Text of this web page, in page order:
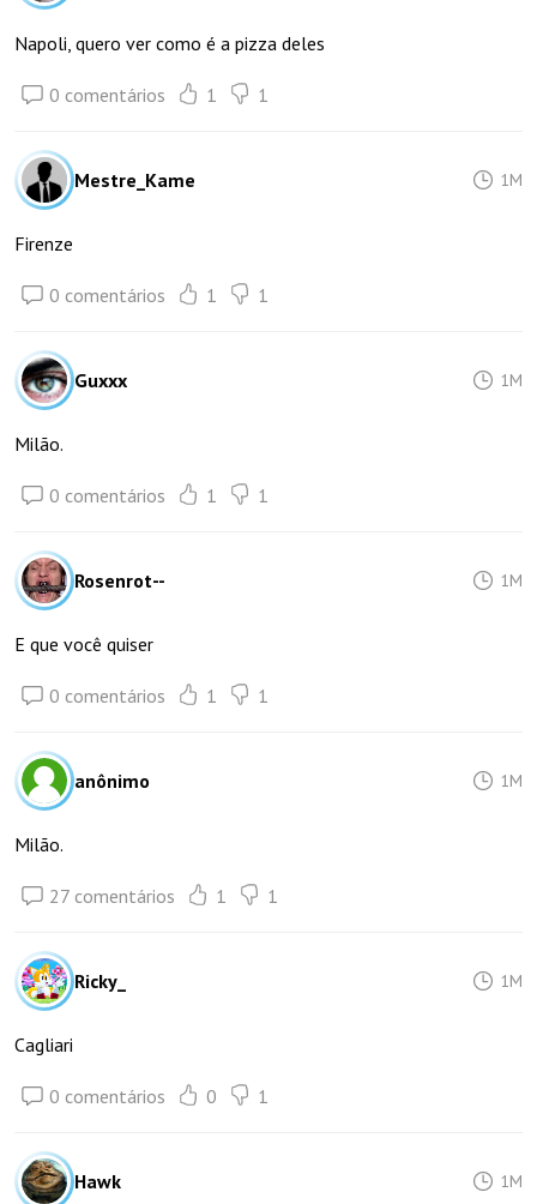
Napoli, quero ver como é a pizza deles
0 comentários 1 1
Mestre_Kame 1M
Firenze
0 comentários 1 1
Guxxx 1M
Milão.
0 comentários 1 1
Rosenrot-- 1M
E que você quiser
0 comentários 1 1
anônimo 1M
Milão.
27 comentários 1 1
Ricky_ 1M
Cagliari
0 comentários 0 1
Hawk 1M